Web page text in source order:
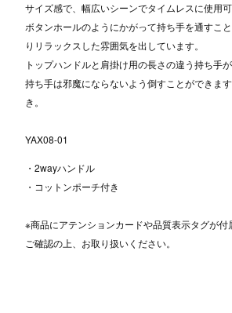
サイズ感で、幅広いシーンでタイムレスに使用可
ボタンホールのようにかがって持ち手を通すこ
りリラックスした雰囲気を出しています。
トップハンドルと肩掛け用の長さの違う持ち手
持ち手は邪魔にならないよう倒すことができま
き。
YAX08-01
・2wayハンドル
・コットンポーチ付き
※商品にアテンションカードや品質表示タグが
ご確認の上、お取り扱いください。